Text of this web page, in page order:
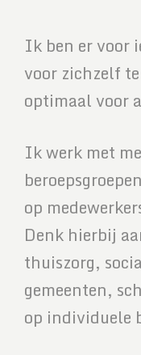
Ik ben er voor
voor zichzelf
optimaal voor
Ik werk met
op
Denk hierbij
thuiszorg,
gemeenten,
op individuele